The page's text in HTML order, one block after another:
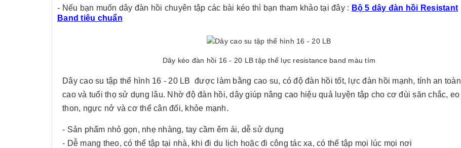
- Nếu bạn muốn dây đàn hồi chuyên tập các bài kéo thì bạn tham khảo tại đây : Bộ 5 dây đàn hồi Resistant
Band tiêu chuẩn
Dây kéo đàn hồi 16 - 20 LB tập thể lực resistance band màu tím
Dây cao su tập thể hình 16 - 20 LB được làm bằng cao su, có độ đàn hồi tốt, lực đàn hồi mạnh, tính an toàn
cao và tuổi thọ sử dụng lâu. Nhờ độ đàn hồi, dây giúp nâng cao hiệu quả luyện tập cho cơ đùi săn chắc, eo
thon, ngực nở và cơ thể cân đối, khỏe mạnh.
- Sản phẩm nhỏ gọn, nhẹ nhàng, tay cầm êm ái, dễ sử dụng
- Dễ mang theo, có thể tập tại nhà, khi đi du lịch hoặc đi công tác xa, có thể tập mọi lúc mọi nơi